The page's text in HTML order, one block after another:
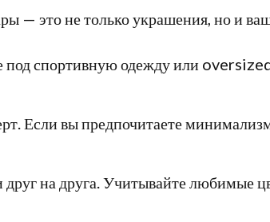
— это не только украшения, но и
под спортивную одежду или
Если вы предпочитаете
на друга. Учитывайте любимые